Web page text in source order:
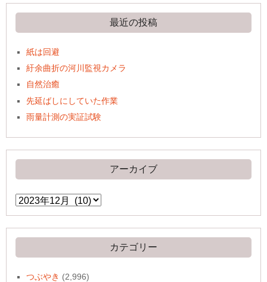
最近の投稿
紙は回避
紆余曲折の河川監視カメラ
自然治癒
先延ばしにしていた作業
雨量計測の実証試験
アーカイブ
ア
ー
イ
ブ
カテゴリー
つぶやき (2,996)